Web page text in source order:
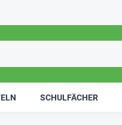
SCHULFÄCHER